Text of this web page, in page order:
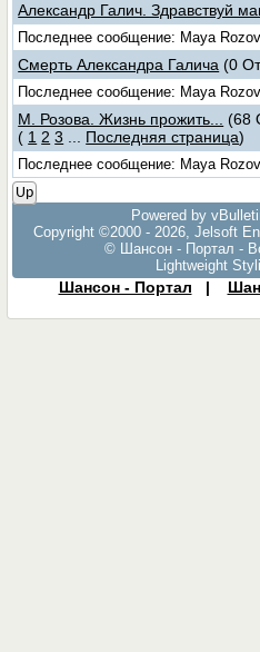
Александр Галич. Здравствуй
Последнее сообщение: Maya
Смерть Александра Галича (0
Последнее сообщение: Maya
М. Розова. Жизнь прожить...
(68
( 1 2 3 Последняя страница)
Последнее сообщение: Maya
Up
Powered by
Copyright ©2000 - 2026, Jelsoft
© Шансон - Портал -
Lightweight
Шансон - Портал |